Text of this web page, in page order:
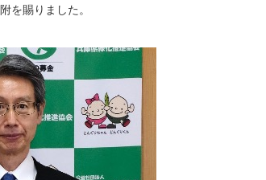
を賜りました。